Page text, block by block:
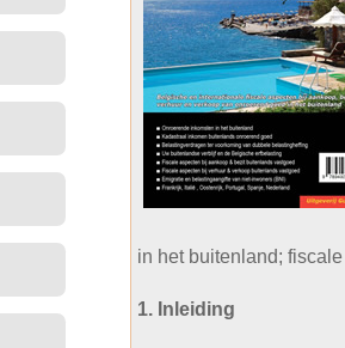
in het buitenland;
1. Inleiding